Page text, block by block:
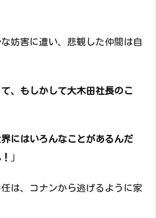
妨害に遭い、悲観した仲間は自
、もしかして大木田社長のこ
にはいろんなことがあるんだ
」
は、コナンから逃げるように家